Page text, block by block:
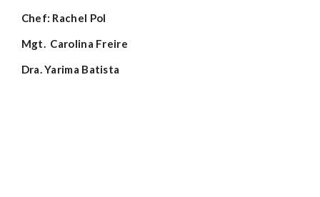
Chef: Rachel Pol
Mgt. Carolina Freire​
Dra. Yarima Batista